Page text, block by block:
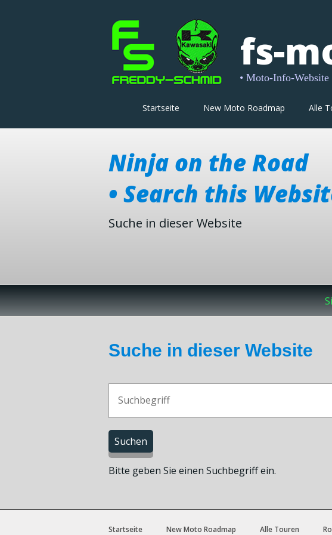
fs-
• Moto-Info-
Startseite New Moto Roadmap Alle
Ninja on the Road
• Search this
Suche in dieser Website
Suche in dieser Website
Bitte geben Sie einen Suchbegriff ein.
Startseite New Moto Roadmap Alle Touren